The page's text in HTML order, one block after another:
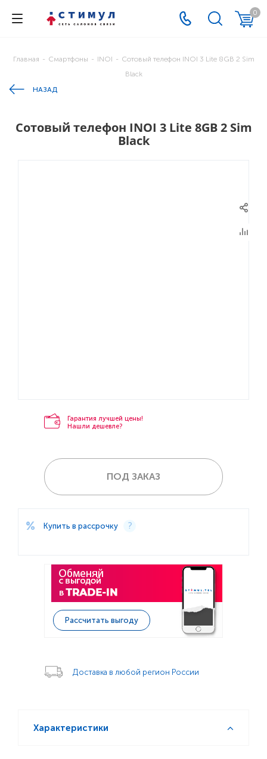
0
Главная - Смартфоны - INOI - Cотовый телефон INOI 3 Lite 8GB 2 Sim
Black
НАЗАД
Cотовый телефон INOI 3 Lite 8GB 2 Sim
Black
Гарантия лучшей цены!
Нашли дешевле?
ПОД ЗАКАЗ
Купить в рассрочку
Рассчитать выгоду
Доставка в любой регион России
Характеристики